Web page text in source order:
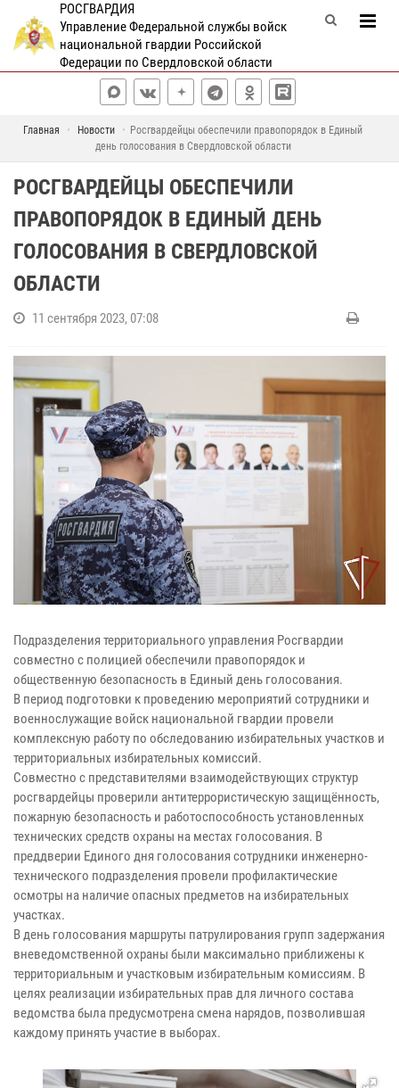
РОСГВАРДИЯ
Управление Федеральной службы войск
национальной гвардии Российской
Федерации по Свердловской области
Главная Новости
Росгвардейцы обеспечили правопорядок в Единый
день голосования в Свердловской области
РОСГВАРДЕЙЦЫ ОБЕСПЕЧИЛИ
ПРАВОПОРЯДОК В ЕДИНЫЙ ДЕНЬ
ГОЛОСОВАНИЯ В СВЕРДЛОВСКОЙ
ОБЛАСТИ
11 сентября 2023, 07:08
Подразделения территориального управления Росгвардии
совместно с полицией обеспечили правопорядок и
общественную безопасность в Единый день голосования.
В период подготовки к проведению мероприятий сотрудники и
военнослужащие войск национальной гвардии провели
комплексную работу по обследованию избирательных участков и
территориальных избирательных комиссий.
Совместно с представителями взаимодействующих структур
росгвардейцы проверили антитеррористическую защищённость,
пожарную безопасность и работоспособность установленных
технических средств охраны на местах голосования. В
преддверии Единого дня голосования сотрудники инженерно-
технического подразделения провели профилактические
осмотры на наличие опасных предметов на избирательных
участках.
В день голосования маршруты патрулирования групп задержания
вневедомственной охраны были максимально приближены к
территориальным и участковым избирательным комиссиям. В
целях реализации избирательных прав для личного состава
ведомства была предусмотрена смена нарядов, позволившая
каждому принять участие в выборах.